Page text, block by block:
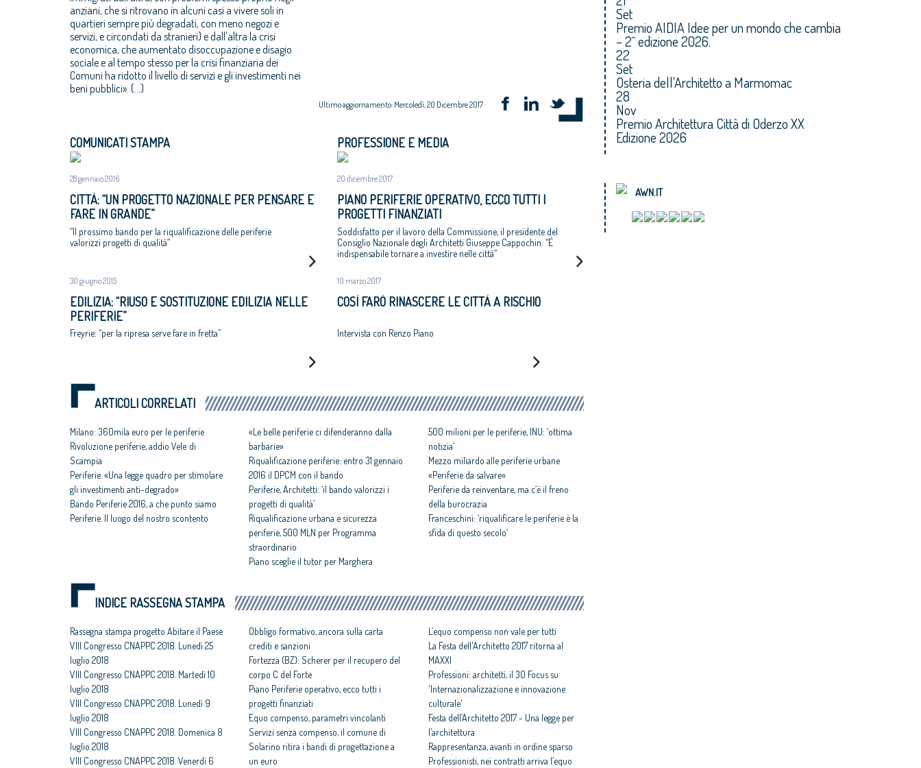
anziani, che si ritrovano in alcuni casi a vivere soli in
quartieri sempre più degradati, con meno negozi e
servizi, e circondati da stranieri) e dall'altra la crisi
economica, che aumentato disoccupazione e disagio
sociale e al tempo stesso per la crisi finanziaria dei
Comuni ha ridotto il livello di servizi e gli investimenti nei
beni pubblici». (...)
Ultimo aggiornamento: Mercoledì, 20 Dicembre 2017
COMUNICATI STAMPA
28 gennaio 2016
CITTÀ: “UN PROGETTO NAZIONALE PER PENSARE E
FARE IN GRANDE”
“Il prossimo bando per la riqualificazione delle periferie
valorizzi progetti di qualità”
30 giugno 2015
EDILIZIA: “RIUSO E SOSTITUZIONE EDILIZIA NELLE
PERIFERIE”
Freyrie: “per la ripresa serve fare in fretta”
PROFESSIONE E MEDIA
20 dicembre 2017
PIANO PERIFERIE OPERATIVO, ECCO TUTTI I
PROGETTI FINANZIATI
Soddisfatto per il lavoro della Commissione, il presidente del
Consiglio Nazionale degli Architetti Giuseppe Cappochin: “È
indispensabile tornare a investire nelle città”
10 marzo 2017
COSÌ FARÒ RINASCERE LE CITTÀ A RISCHIO
Intervista con Renzo Piano
ARTICOLI CORRELATI
Milano: 360mila euro per le periferie
Rivoluzione periferie, addio Vele di
Scampia
Periferie. «Una legge quadro per stimolare
gli investimenti anti-degrado»
Bando Periferie 2016, a che punto siamo
Periferie. Il luogo del nostro scontento
«Le belle periferie ci difenderanno dalla
barbarie»
Riqualificazione periferie: entro 31 gennaio
2016 il DPCM con il bando
Periferie, Architetti: ‘il bando valorizzi i
progetti di qualità’
Riqualificazione urbana e sicurezza
periferie, 500 MLN per Programma
straordinario
Piano sceglie il tutor per Marghera
500 milioni per le periferie, INU: ‘ottima
notizia’
Mezzo miliardo alle periferie urbane
«Periferie da salvare»
Periferie da reinventare, ma c’è il freno
della burocrazia
Franceschini: ‘riqualificare le periferie è la
sfida di questo secolo’
INDICE RASSEGNA STAMPA
Rassegna stampa progetto Abitare il Paese
VIII Congresso CNAPPC 2018. Lunedì 25
luglio 2018
VIII Congresso CNAPPC 2018. Martedì 10
luglio 2018
VIII Congresso CNAPPC 2018. Lunedì 9
luglio 2018
VIII Congresso CNAPPC 2018. Domenica 8
luglio 2018
VIII Congresso CNAPPC 2018. Venerdì 6
Obbligo formativo, ancora sulla carta
crediti e sanzioni
Fortezza (BZ): Scherer per il recupero del
corpo C del Forte
Piano Periferie operativo, ecco tutti i
progetti finanziati
Equo compenso, parametri vincolanti
Servizi senza compenso, il comune di
Solarino ritira i bandi di progettazione a
un euro
L’equo compenso non vale per tutti
La Festa dell'Architetto 2017 ritorna al
MAXXI
Professioni: architetti, il 30 Focus su
'Internazionalizzazione e innovazione
culturale'
Festa dell’Architetto 2017 - Una legge per
l’architettura
Rappresentanza, avanti in ordine sparso
Professionisti, nei contratti arriva l’equo
Set
Premio AIDIA Idee per un mondo che cambia
– 2^ edizione 2026.
22
Set
Osteria dell'Architetto a Marmomac
28
Nov
Premio Architettura Città di Oderzo XX
Edizione 2026
AWN.IT